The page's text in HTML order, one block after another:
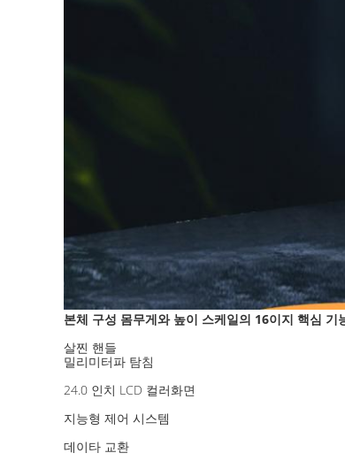
본체 구성 몸무게와 높이 스케일의 16이지 핵심 기
살찐 핸들
밀리미터파 탐침
24.0 인치 LCD 컬러화면
지능형 제어 시스템
데이타 교환